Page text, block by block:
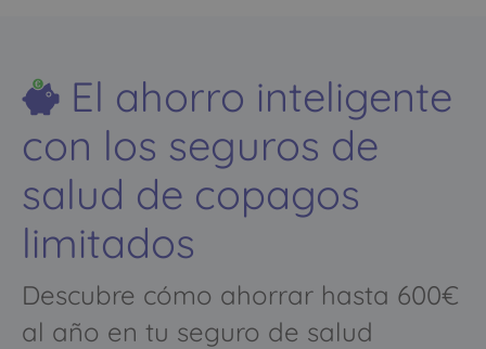
El ahorro inteligente
con los seguros de
salud de copagos
limitados
Descubre cómo ahorrar hasta 600€
al año en tu seguro de salud